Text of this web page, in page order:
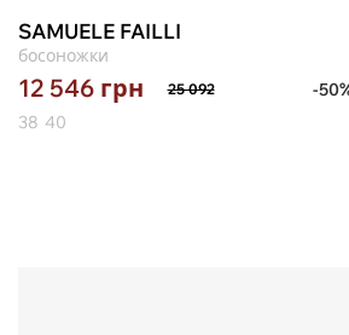
SAMUELE FAILLI
босоножки
12 546 грн 25 092
-
38 40